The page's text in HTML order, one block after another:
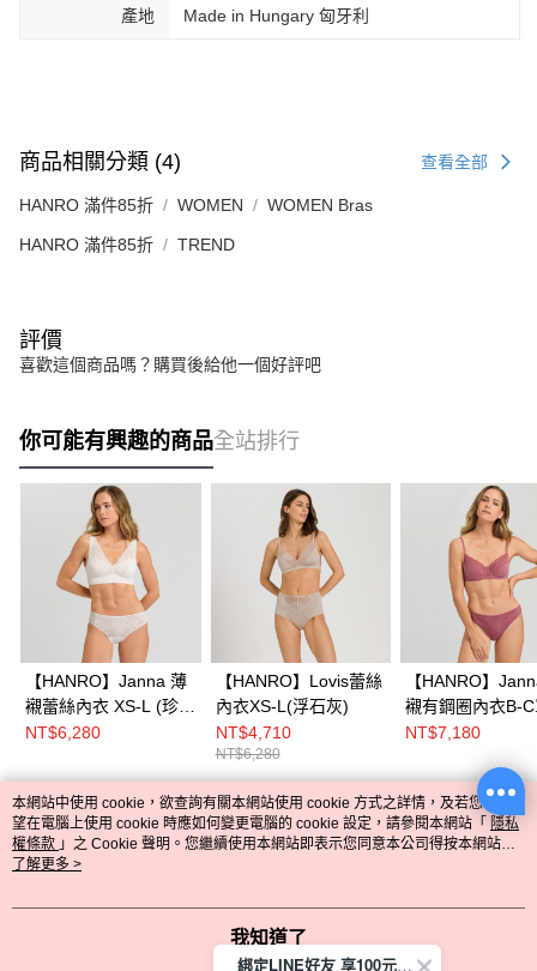
產地 Made in Hungary 匈牙利
商品相關分類 (4) 查看全部
HANRO 滿件85折 WOMEN WOMEN Bras
HANRO 滿件85折 TREND
評價
喜歡這個商品嗎？購買後給他一個好評吧
你可能有興趣的商品全站排行
【HANRO】Janna 薄
襯蕾絲內衣 XS-L (珍珠
灰)
NT$6,280
【HANRO】Lovis蕾絲
內衣XS-L(浮石灰)
NT$4,710
NT$6,280
【HANRO】
襯有鋼圈內衣B-
(瑰麗紅)
NT$7,180
熱門標籤
本網站中使用 cookie，欲查詢有關本網站使用 cookie 方式之詳情，及若您不希
望在電腦上使用 cookie 時應如何變更電腦的 cookie 設定，請參閱本網站「 隱私
權條款 」之 Cookie 聲明。您繼續使用本網站即表示您同意本公司得按本網站使
用條款之 Cookie 聲明使用 cookie。
了解更多 >
我知道了
綁定LINE好友 享100元折價券